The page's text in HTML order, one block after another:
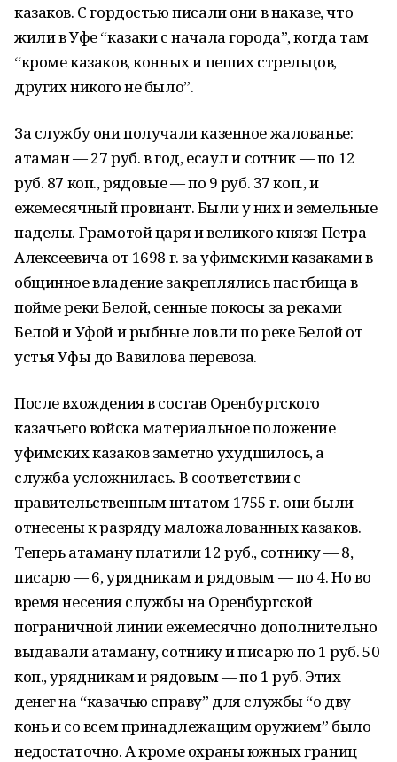
казаков. С гордостью писали они в наказе, что
жили в Уфе “казаки с начала города”, когда там
“кроме казаков, конных и пеших стрельцов,
других никого не было”.
За службу они получали казенное жалованье:
атаман — 27 руб. в год, есаул и сотник — по 12
руб. 87 коп., рядовые — по 9 руб. 37 коп., и
ежемесячный провиант. Были у них и земельные
наделы. Грамотой царя и великого князя Петра
Алексеевича от 1698 г. за уфимскими казаками в
общинное владение закреплялись пастбища в
пойме реки Белой, сенные покосы за реками
Белой и Уфой и рыбные ловли по реке Белой от
устья Уфы до Вавилова перевоза.
После вхождения в состав Оренбургского
казачьего войска материальное положе­ние
уфимских казаков заметно ухудшилось, а
служба усложнилась. В соответствии с
правительственным штатом 1755 г. они были
отнесены к разряду маложалованных казаков.
Теперь атаману платили 12 руб., сотнику — 8,
писарю — 6, урядникам и рядо­вым — по 4. Но во
время несения службы на Оренбургской
пограничной линии ежеме­сячно дополнительно
выдавали атаману, сотнику и писарю по 1 руб. 50
коп., урядни­кам и рядовым — по 1 руб. Этих
денег на “казачью справу” для службы “о дву
конь и со всем принадлежащим оружием” было
недостаточно. А кроме охраны южных границ